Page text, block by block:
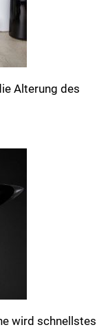
Alterung des
wird schnellstes